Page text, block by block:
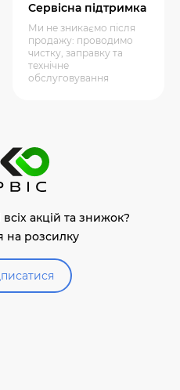
Сервісна підтримка
Ми не зникаємо після
продажу: проводимо
чистку, заправку та
технічне
обслуговування
акцій та знижок?
на розсилку